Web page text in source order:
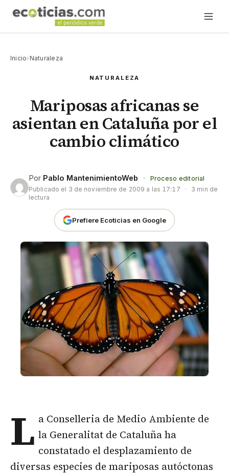
Inicio› Naturaleza
NATURALEZA
Mariposas africanas se
asientan en Cataluña por el
cambio climático
Por Pablo MantenimientoWeb ·
Proceso editorial
Publicado el 3 de noviembre de 2009 a las 17:17 ·
3 min de
lectura
Prefiere Ecoticias en Google
L a Conselleria de Medio Ambiente de
la Generalitat de Cataluña ha
constatado el desplazamiento de
diversas especies de mariposas autóctonas